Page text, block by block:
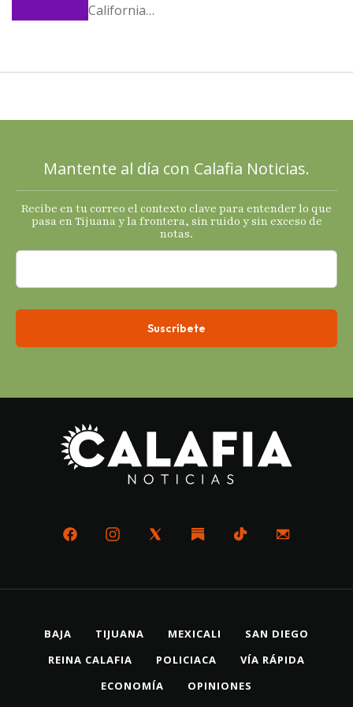
California
2025 con
termómetro
s
económicos.
Mantente al día con Calafia Noticias.
Recibe en tu correo el contexto clave para entender lo que
pasa en Tijuana y la frontera, sin ruido y sin exceso de
notas.
BAJA TIJUANA MEXICALI
SAN DIEGO
REINA CALAFIA
POLICIACA
VÍA RÁPIDA
ECONOMÍA
OPINIONES